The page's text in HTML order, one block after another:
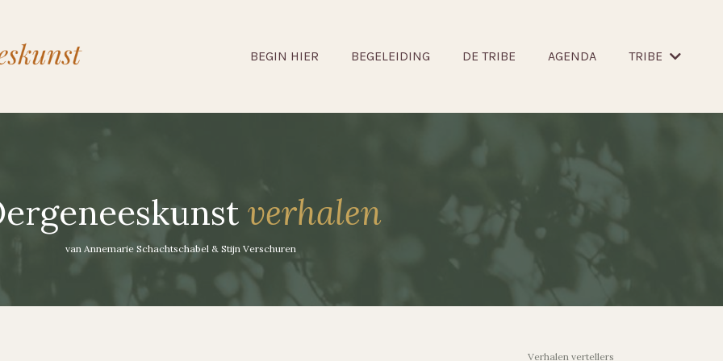
BEGIN HIER BEGELEIDING DE TRIBE AGENDA TRIBE
verhalen
van Annemarie Schachtschabel & Stijn Verschuren
Verhalen vertellers